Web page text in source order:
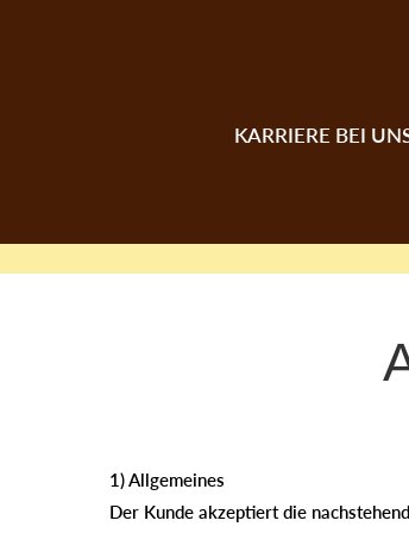
KARRIERE BEI
1) Allgemeines
Der Kunde akzeptiert die